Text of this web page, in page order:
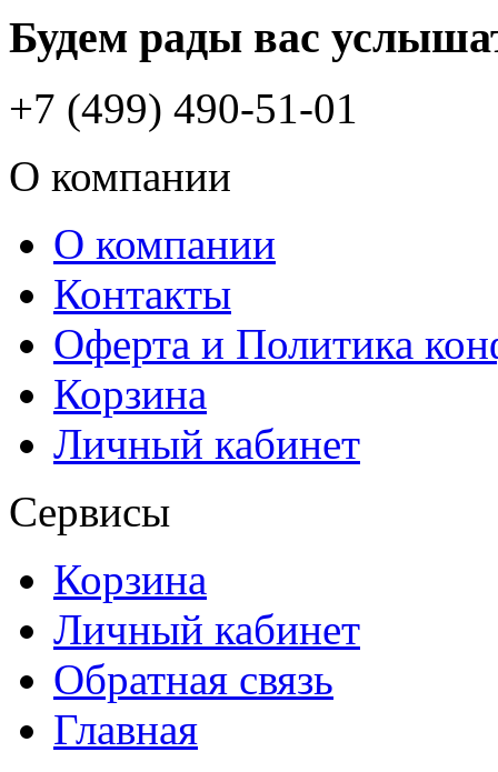
Будем рады вас
+7 (499) 490-51-01
О компании
О компании
Контакты
Оферта и Политика
Корзина
Личный кабинет
Сервисы
Корзина
Личный кабинет
Обратная связь
Главная